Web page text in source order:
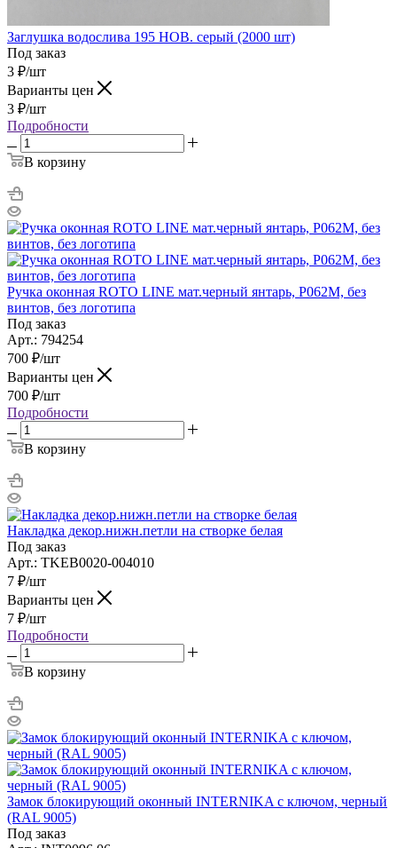
Заглушка водослива 195 НОВ. серый (2000 шт)
Под заказ
3 ₽/шт
Варианты цен
3 ₽/шт
Подробности
В корзину
Ручка оконная ROTO LINE мат.черный янтарь, Р062М, без
винтов, без логотипа
Под заказ
Арт.: 794254
700 ₽/шт
Варианты цен
700 ₽/шт
Подробности
В корзину
Накладка декор.нижн.петли на створке белая
Под заказ
Арт.: TKEB0020-004010
7 ₽/шт
Варианты цен
7 ₽/шт
Подробности
В корзину
Замок блокирующий оконный INTERNIKA с ключом, черный
(RAL 9005)
Под заказ